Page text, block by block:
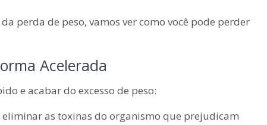
perda de peso, vamos ver como você pode perder
Acelerada
e acabar do excesso de peso:
as toxinas do organismo que prejudicam